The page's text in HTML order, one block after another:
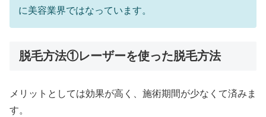
に美容業界ではなっています。
脱毛方法①レーザーを使った脱毛方法
メリットとしては効果が高く、施術期間が少なくて済みま
す。